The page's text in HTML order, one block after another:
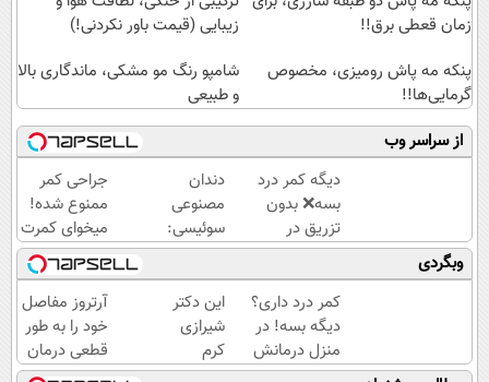
زمان قعطی برق!!
زیبایی (قیمت باور نکردنی!)
پنکه مه پاش رومیزی، مخصوص
گرمایی‌ها!!
شامپو رنگ مو مشکی، ماندگاری بالا
و طبیعی
از سراسر وب
دیگه کمر درد
بسه❌ بدون
تزریق در
منزل
درمانش
کن✅
◀پرسش‌نامه
پر کن▶
دندان
مصنوعی
سوئیسی:
جدیدترین
فناوری
اروپا،
سبک و
مقاوم |
پرداخت
جراحی کمر
ممنوع شده!
میخوای کمرت
رو در منزل
درمان کنی؟
((پرسش‌نامه))
وبگردی
کمر درد داری؟
دیگه بسه! در
منزل درمانش
کن
این دکتر
شیرازی
کرم
ترمیم
آرتروز مفاصل
خود را به طور
قطعی درمان
کنید!